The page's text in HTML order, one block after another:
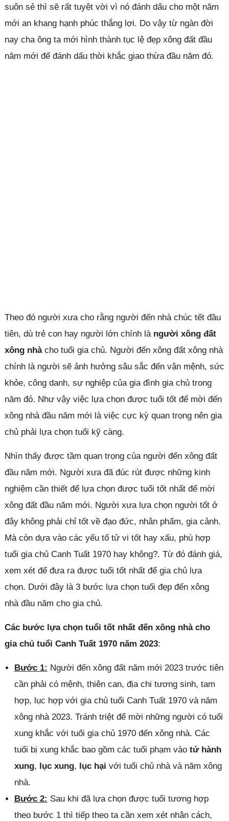
suôn sẻ thì sẽ rất tuyệt vời vì nó đánh dấu cho một năm
mới an khang hạnh phúc thắng lợi. Do vậy từ ngàn đời
nay cha ông ta mới hình thành tục lệ đẹp xông đất đầu
năm mới để đánh dấu thời khắc giao thừa đầu năm đó.
Theo đó người xưa cho rằng người đến nhà chúc tết đầu
tiên, dù trẻ con hay người lớn chính là người xông đất
xông nhàcho tuổi gia chủ. Người đến xông đất xông nhà
chính là người sẽ ảnh hưởng sâu sắc đến vận mệnh, sức
khỏe, công danh, sự nghiệp của gia đình gia chủ trong
năm đó. Như vậy việc lựa chọn được tuổi tốt để mời đến
xông nhà đầu năm mới là việc cực kỳ quan trọng nên gia
chủ phải lựa chọn tuổi kỹ càng.
Nhìn thấy được tầm quan trọng của người đến xông đất
đầu năm mới. Người xưa đã đúc rút được những kinh
nghiệm cần thiết để lựa chọn được tuổi tốt nhất để mời
xông đất đầu năm mới. Người xưa lựa chọn người tốt ở
đây không phải chỉ tốt về đạo đức, nhân phẩm, gia cảnh.
Mà còn dựa vào các yếu tố tử vi tốt hay xấu, phù hợp
tuổi gia chủ Canh Tuất 1970 hay không?. Từ đó đánh giá,
xem xét để đưa ra được tuổi tốt nhất để gia chủ lựa
chọn. Dưới đây là 3 bước lựa chọn tuổi đẹp đến xông
nhà đầu năm cho gia chủ.
Các bước lựa chọn tuổi tốt nhất đến xông nhà cho
gia chủ tuổi Canh Tuất 1970 năm 2023:
Bước 1: Người đến xông đất năm mới 2023 trước tiên
cần phải có mệnh, thiên can, địa chi tương sinh, tam
hợp, lục hợp với gia chủ tuổi Canh Tuất 1970 và năm
xông nhà 2023. Tránh triệt để mời những người có tuổi
xung khắc với tuổi gia chủ 1970 đến xông nhà. Các
tuổi bị xung khắc bao gồm các tuổi phạm vào tứ hành
xung, lục xung, lục hại với tuổi chủ nhà và năm xông
nhà.
Bước 2: Sau khi đã lựa chọn được tuổi tương hợp
theo bước 1 thì tiếp theo ta cần xem xét nhân cách,